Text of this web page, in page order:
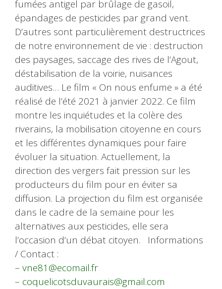
fumées antigel par brûlage de gasoil,
épandages de pesticides par grand vent.
D’autres sont particulièrement destructrices
de notre environnement de vie : destruction
des paysages, saccage des rives de l’Agout,
déstabilisation de la voirie, nuisances
auditives… Le film « On nous enfume » a été
réalisé de l’été 2021 à janvier 2022. Ce film
montre les inquiétudes et la colère des
riverains, la mobilisation citoyenne en cours
et les différentes dynamiques pour faire
évoluer la situation. Actuellement, la
direction des vergers fait pression sur les
producteurs du film pour en éviter sa
diffusion. La projection du film est organisée
dans le cadre de la semaine pour les
alternatives aux pesticides, elle sera
l’occasion d’un débat citoyen. Informations
/ Contact :
– vne81@ecomail.fr
– coquelicotsduvaurais@gmail.com